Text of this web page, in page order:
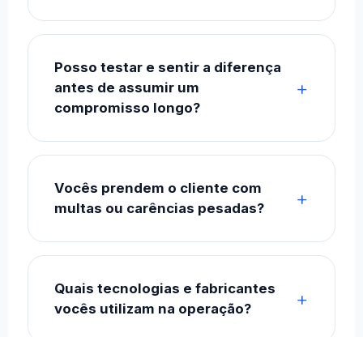
Posso testar e sentir a diferença
antes de assumir um
compromisso longo?
Vocês prendem o cliente com
multas ou carências pesadas?
Quais tecnologias e fabricantes
vocês utilizam na operação?